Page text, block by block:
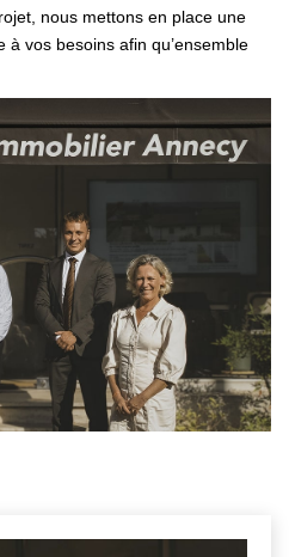
Trouver
Équipe
nous mettons en place une
vos besoins afin qu’ensemble